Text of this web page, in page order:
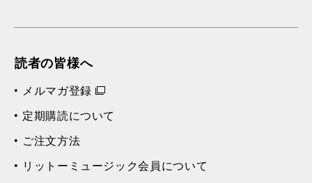
読者の皆様へ
メルマガ登録
定期購読について
ご注文方法
リットーミュージック会員について